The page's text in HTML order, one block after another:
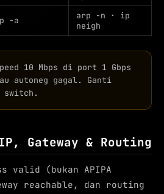
-a
arp -n · ip
neigh
10 Mbps di port 1 Gbps
autoneg gagal. Ganti
switch.
Gateway & Routing
valid (bukan APIPA
reachable, dan routing